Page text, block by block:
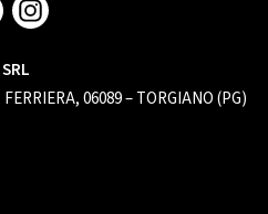
06089 – TORGIANO (PG)